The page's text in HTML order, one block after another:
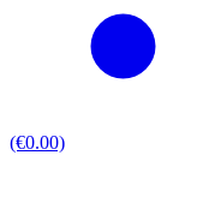
(€0.00)